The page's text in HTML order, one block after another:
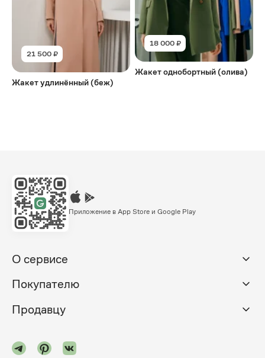
21 500 ₽
Жакет удлинённый (беж)
18 000 ₽
Жакет однобортный (олива)
Приложение в App Store и Google Play
О сервисе
Покупателю
Продавцу